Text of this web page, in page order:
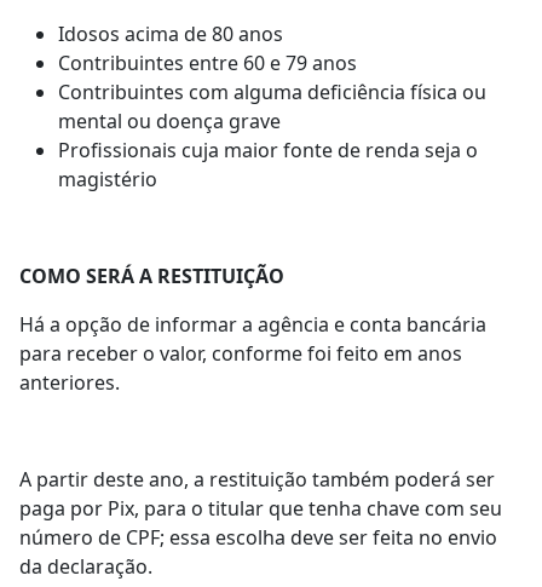
Idosos acima de 80 anos
Contribuintes entre 60 e 79 anos
Contribuintes com alguma deficiência física ou
mental ou doença grave
Profissionais cuja maior fonte de renda seja o
magistério
COMO SERÁ A RESTITUIÇÃO
Há a opção de informar a agência e conta bancária
para receber o valor, conforme foi feito em anos
anteriores.
A partir deste ano, a restituição também poderá ser
paga por Pix, para o titular que tenha chave com seu
número de CPF; essa escolha deve ser feita no envio
da declaração.